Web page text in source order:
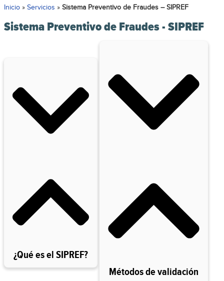
Inicio » Servicios » Sistema Preventivo de Fraudes – SIPREF
Sistema Preventivo de Fraudes - SIPREF
¿Qué es el SIPREF?
Métodos de validación